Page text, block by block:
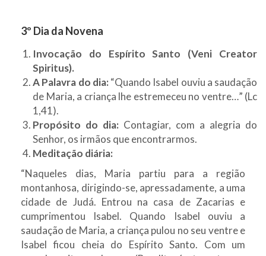
3º Dia da Novena
Invocação do Espírito Santo (Veni Creator
Spiritus).
A Palavra do dia: “Quando Isabel ouviu a saudação
de Maria, a criança lhe estremeceu no ventre…” (Lc
1,41).
Propósito do dia: Contagiar, com a alegria do
Senhor, os irmãos que encontrarmos.
Meditação diária:
“Naqueles dias, Maria partiu para a região
montanhosa, dirigindo-se, apressadamente, a uma
cidade de Judá. Entrou na casa de Zacarias e
cumprimentou Isabel. Quando Isabel ouviu a
saudação de Maria, a criança pulou no seu ventre e
Isabel ficou cheia do Espírito Santo. Com um